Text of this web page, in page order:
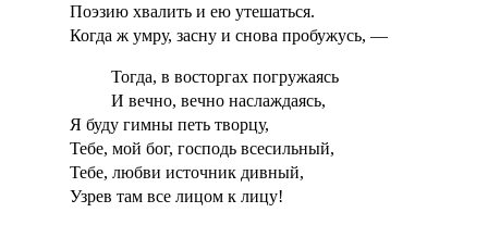
Поэзию хвалить и ею утешаться.
Когда ж умру, засну и снова пробужусь, —
Тогда, в восторгах погружаясь
И вечно, вечно наслаждаясь,
Я буду гимны петь творцу,
Тебе, мой бог, господь всесильный,
Тебе, любви источник дивный,
Узрев там все лицом к лицу!